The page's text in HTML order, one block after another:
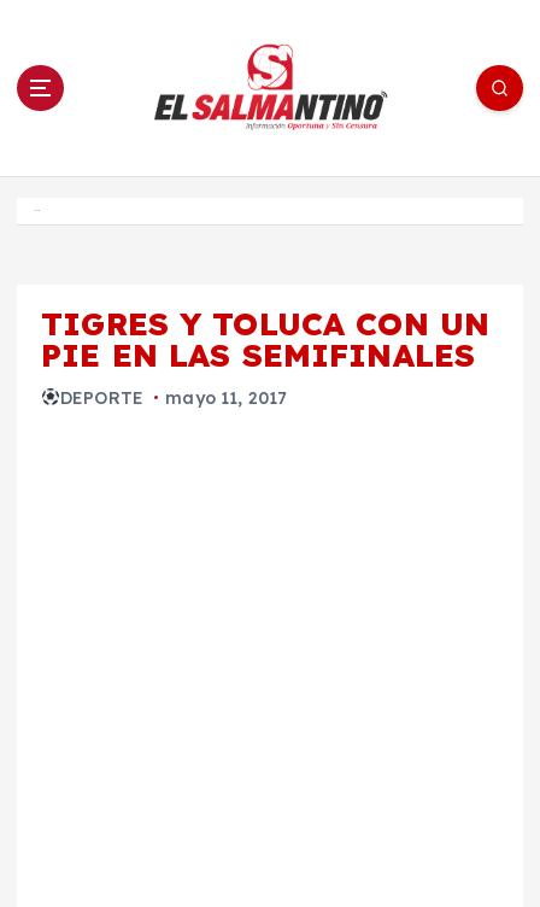
n El Salmantino - medios/noticias/editorial
TIGRES Y TOLUCA CON UN
PIE EN LAS SEMIFINALES
DEPORTE mayo 11, 2017